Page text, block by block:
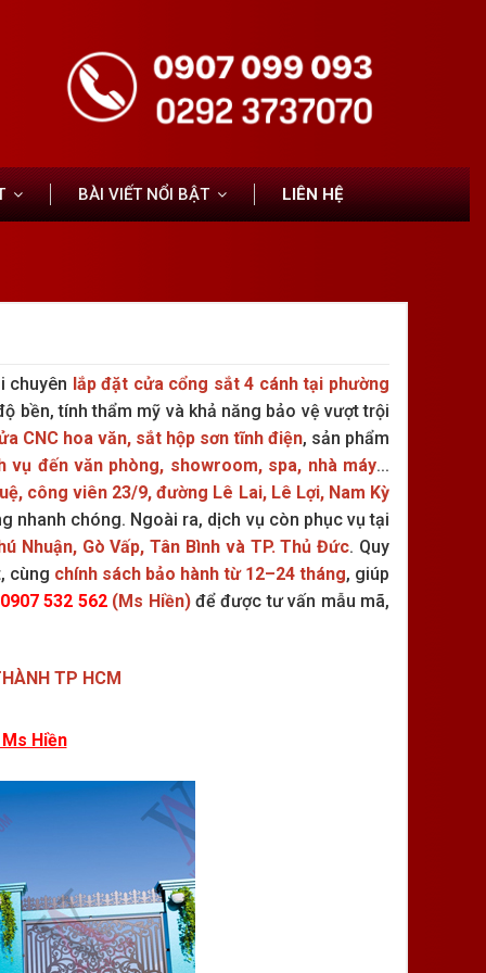
BÀI VIẾT NỔI BẬT LIÊN HỆ
chuyên lắp đặt cửa cổng sắt 4 cánh tại phường
bền, tính thẩm mỹ và khả năng bảo vệ vượt trội
CNC hoa văn, sắt hộp sơn tĩnh điện, sản phẩm
vụ đến văn phòng, showroom, spa, nhà máy...
công viên 23/9, đường Lê Lai, Lê Lợi, Nam Kỳ
nhanh chóng. Ngoài ra, dịch vụ còn phục vụ tại
Nhuận, Gò Vấp, Tân Bình và TP. Thủ Đức. Quy
cùng chính sách bảo hành từ 12–24 tháng, giúp
0907 532 562(Ms Hiền)để được tư vấn mẫu mã,
TP HCM
Hiền